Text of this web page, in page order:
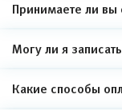
Принимаете ли вы
Могу ли я
Какие способы